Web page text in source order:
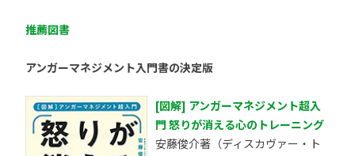
推薦図書
アンガーマネジメント入門書の決定版
[図解] アンガーマネジメント超入
門 怒りが消える心のトレーニング
安藤俊介著（ディスカヴァー・ト